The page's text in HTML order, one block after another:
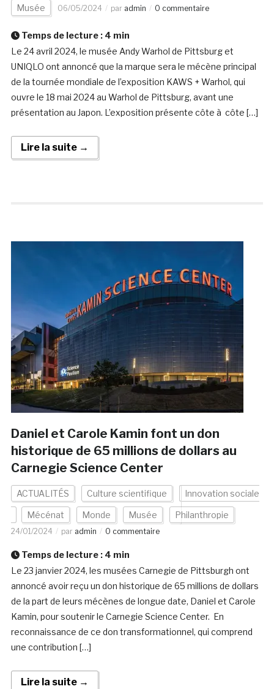
Musée 06/05/2024 par admin 0 commentaire
Temps de lecture : 4 min
Le 24 avril 2024, le musée Andy Warhol de Pittsburg et
UNIQLO ont annoncé que la marque sera le mécène principal
de la tournée mondiale de l’exposition KAWS + Warhol, qui
ouvre le 18 mai 2024 au Warhol de Pittsburg, avant une
présentation au Japon. L’exposition présente côte à côte […]
Lire la suite →
Daniel et Carole Kamin font un don
historique de 65 millions de dollars au
Carnegie Science Center
ACTUALITÉS Culture scientifique Innovation sociale
Mécénat Monde Musée Philanthropie
24/01/2024 par admin 0 commentaire
Temps de lecture : 4 min
Le 23 janvier 2024, les musées Carnegie de Pittsburgh ont
annoncé avoir reçu un don historique de 65 millions de dollars
de la part de leurs mécènes de longue date, Daniel et Carole
Kamin, pour soutenir le Carnegie Science Center. En
reconnaissance de ce don transformationnel, qui comprend
une contribution […]
Lire la suite →